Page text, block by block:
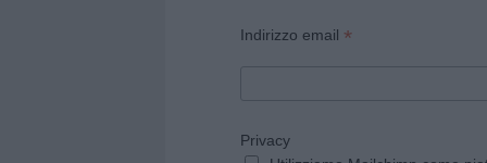
Indirizzo email *
Privacy